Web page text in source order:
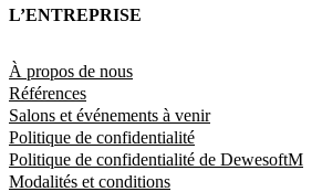
L’ENTREPRISE
À propos de nous
Références
Salons et événements à venir
Politique de confidentialité
Politique de confidentialité de DewesoftM
Modalités et conditions